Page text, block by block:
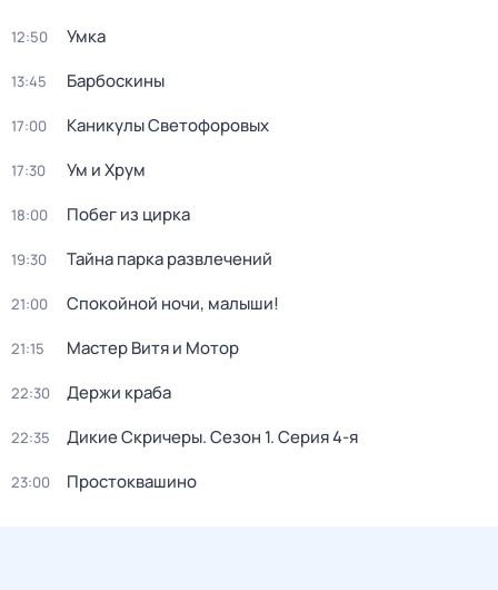
12:50 Умка
13:45 Барбоскины
17:00 Каникулы Светофоровых
17:30 Ум и Хрум
18:00 Побег из цирка
19:30 Тайна парка развлечений
21:00 Спокойной ночи, малыши!
21:15 Мастер Витя и Мотор
22:30 Держи краба
22:35 Дикие Скричеры. Сезон 1. Серия 4-я
23:00 Простоквашино